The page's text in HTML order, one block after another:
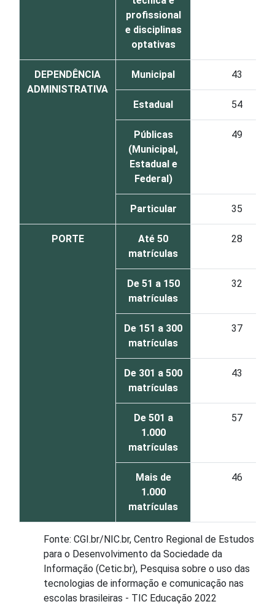
profissional
e disciplinas
optativas
DEPENDÊNCIA
ADMINISTRATIVA
Municipal 43
Estadual 54
Públicas
(Municipal,
Estadual e
Federal)
49
Particular 35
PORTE
Até 50
matrículas
28
De 51 a 150
matrículas
32
De 151 a 300
matrículas
37
De 301 a 500
matrículas
43
De 501 a
1.000
matrículas
57
Mais de
1.000
matrículas
46
Fonte: CGI.br/NIC.br, Centro Regional de Estudos
para o Desenvolvimento da Sociedade da
Informação (Cetic.br), Pesquisa sobre o uso das
tecnologias de informação e comunicação nas
escolas brasileiras - TIC Educação 2022